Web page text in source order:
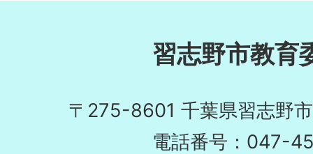
習志野市教育
〒275-8601 千葉県習志野
電話番号：047-